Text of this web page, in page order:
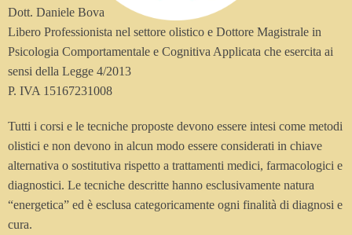
Dott. Daniele Bova
Libero Professionista nel settore olistico e Dottore Magistrale in
Psicologia Comportamentale e Cognitiva Applicata che esercita ai
sensi della Legge 4/2013
P. IVA 15167231008
Tutti i corsi e le tecniche proposte devono essere intesi come metodi
olistici e non devono in alcun modo essere considerati in chiave
alternativa o sostitutiva rispetto a trattamenti medici, farmacologici e
diagnostici. Le tecniche descritte hanno esclusivamente natura
“energetica” ed è esclusa categoricamente ogni finalità di diagnosi e
cura.